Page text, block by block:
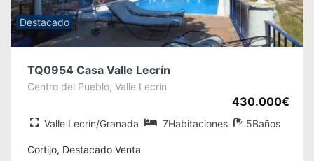
430.000€
Destacado
TQ0954 Casa Valle Lecrín
Centro del Pueblo, Valle Lecrín
Valle Lecrín/Granada 7Habitaciones 5Baños
Cortijo, Destacado Venta